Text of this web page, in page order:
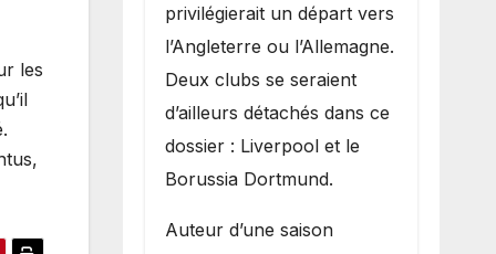
les
privilégierait un départ vers
l’Angleterre ou l’Allemagne.
Deux clubs se seraient
d’ailleurs détachés dans ce
dossier : Liverpool et le
Borussia Dortmund.
Auteur d’une saison